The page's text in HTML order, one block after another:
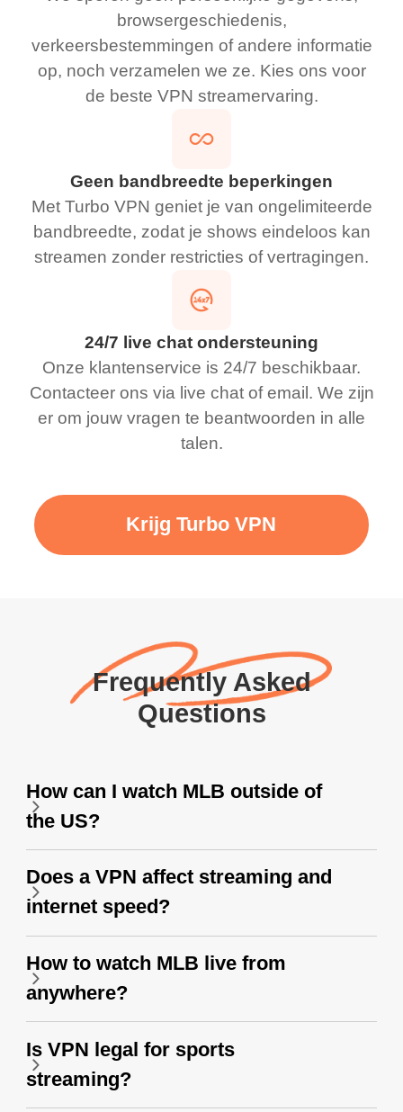
browsergeschiedenis,
verkeersbestemmingen of andere informatie
op, noch verzamelen we ze. Kies ons voor
de beste VPN streamervaring.
Geen bandbreedte beperkingen
Met Turbo VPN geniet je van ongelimiteerde
bandbreedte, zodat je shows eindeloos kan
streamen zonder restricties of vertragingen.
24/7 live chat ondersteuning
Onze klantenservice is 24/7 beschikbaar.
Contacteer ons via live chat of email. We zijn
er om jouw vragen te beantwoorden in alle
talen.
Krijg Turbo VPN
Frequently Asked
Questions
How can I watch MLB outside of
the US?
Does a VPN affect streaming and
internet speed?
How to watch MLB live from
anywhere?
Is VPN legal for sports
streaming?